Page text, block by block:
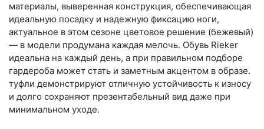
материалы, выверенная конструкция, обеспечивающая
идеальную посадку и надежную фиксацию ноги,
актуальное в этом сезоне цветовое решение (бежевый)
— в модели продумана каждая мелочь. Обувь Rieker
идеальна на каждый день, а при правильном подборе
гардероба может стать и заметным акцентом в образе.
туфли демонстрируют отличную устойчивость к износу
и долго сохраняют презентабельный вид даже при
минимальном уходе.